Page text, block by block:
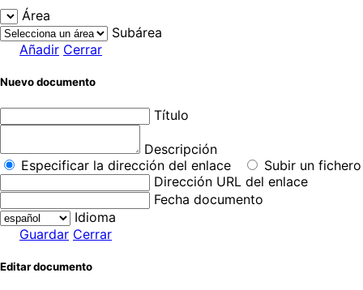
Área
Subárea
Añadir Cerrar
Nuevo documento
Título
Descripción
Especificar la dirección del enlace
Subir un fichero
Dirección URL del enlace
Fecha documento
Idioma
Guardar Cerrar
Editar documento